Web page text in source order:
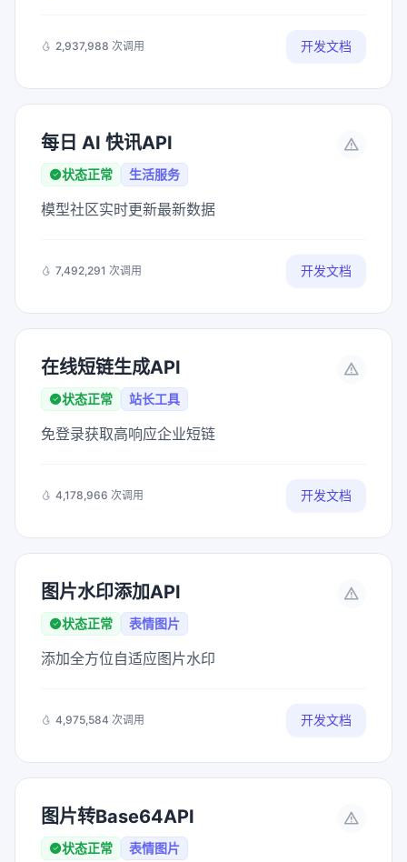
2,937,988 次调用 开发文档
每日 AI 快讯API
状态正常 生活服务
模型社区实时更新最新数据
7,492,291 次调用 开发文档
在线短链生成API
状态正常 站长工具
免登录获取高响应企业短链
4,178,966 次调用 开发文档
图片水印添加API
状态正常 表情图片
添加全方位自适应图片水印
4,975,584 次调用 开发文档
图片转Base64API
状态正常 表情图片